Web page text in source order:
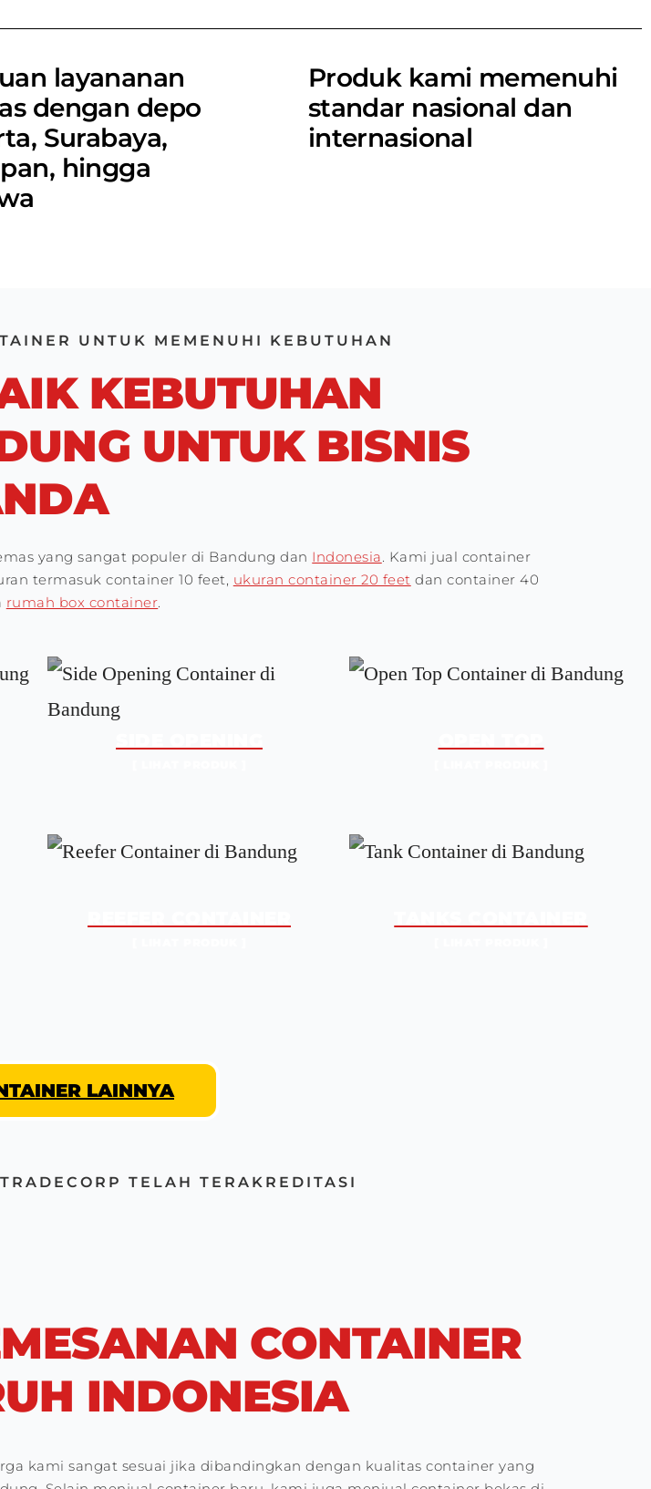
layananan
dengan depo
Surabaya,
hingga
Produk kami memenuhi
standar nasional dan
internasional
UNTUK MEMENUHI KEBUTUHAN
KEBUTUHAN
UNTUK BISNIS
yang sangat populer di Bandung dan Indonesia. Kami jual container
termasuk container 10 feet, ukuran container 20 feet dan container 40
rumah box container.
LAINNYA
TELAH TERAKREDITASI
CONTAINER
INDONESIA
kami sangat sesuai jika dibandingkan dengan kualitas container yang